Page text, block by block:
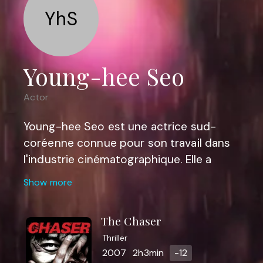
YhS
Young-hee Seo
Actor
Young-hee Seo est une actrice sud-
coréenne connue pour son travail dans
l'industrie cinématographique. Elle a
commencé sa carrière dans les années
rôles dans divers films tels que "The Day
a Pig Fell into the Well" (Le jour où un
cochon est tombé dans le puits) et
"Woman on the Beach" (La femme sur la
Show more
The Chaser
Thriller
2007 2h3min -12